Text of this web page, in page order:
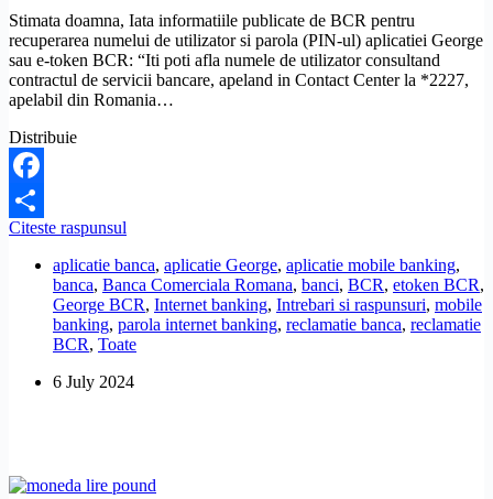
Stimata doamna, Iata informatiile publicate de BCR pentru
recuperarea numelui de utilizator si parola (PIN-ul) aplicatiei George
sau e-token BCR: “Iti poti afla numele de utilizator consultand
contractul de servicii bancare, apeland in Contact Center la *2227,
apelabil din Romania…
Distribuie
Facebook
Share
Citeste raspunsul
recupera
numele
de
utilizator
si
la
aplicatie banca, aplicatie George, aplicatie mobile banking,
banca, Banca Comerciala Romana, banci, BCR, etoken BCR,
George BCR, Internet banking, Intrebari si raspunsuri, mobile
banking, parola internet banking, reclamatie banca, reclamatie
BCR, Toate
6 July 2024